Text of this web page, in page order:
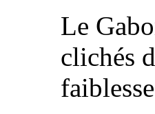
Le
clichés